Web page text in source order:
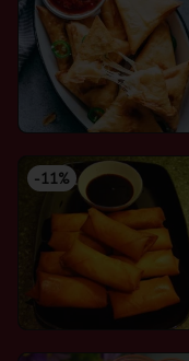
-11%